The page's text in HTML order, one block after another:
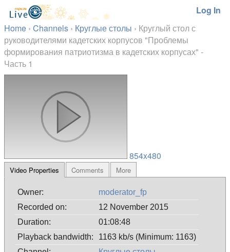
Log In
Home › Channels › Круглые столы › Круглый стол с
руководителями кадетских корпусов "Проблемы
формирования патриотизма в кадетских корпусах" -
Часть 1
854x480
Video Properties Comments More
Owner:
moderator_fp
Recorded on:
12 November 2015
Duration:
01:08:48
Playback bandwidth:
1163 kb/s (Minimum: 1163)